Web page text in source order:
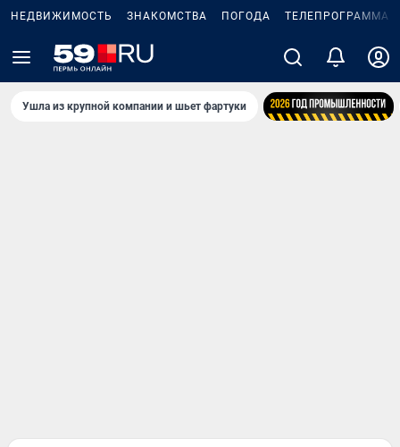
НЕДВИЖИМОСТЬ ЗНАКОМСТВА ПОГОДА ТЕЛЕПРОГРАММА
Ушла из крупной компании и шьет фартуки